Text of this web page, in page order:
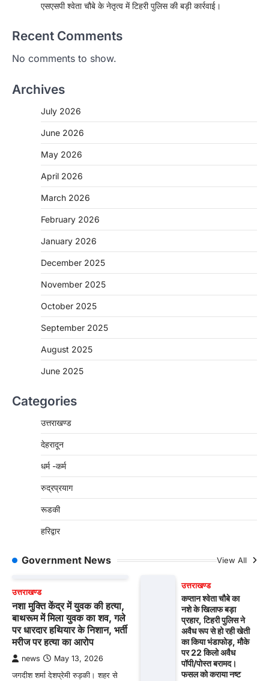
एसएसपी श्वेता चौबे के नेतृत्व में टिहरी पुलिस की बड़ी कार्रवाई।
Recent Comments
No comments to show.
Archives
July 2026
June 2026
May 2026
April 2026
March 2026
February 2026
January 2026
December 2025
November 2025
October 2025
September 2025
August 2025
June 2025
Categories
उत्तराखण्ड
देहरादून
धर्म -कर्म
रुद्रप्रयाग
रूडकी
हरिद्वार
Government News View All
उत्तराखण्ड
नशा मुक्ति केंद्र में युवक की हत्या,
बाथरूम में मिला युवक का शव, गले
पर धारदार हथियार के निशान, भर्ती
मरीज पर हत्या का आरोप
news May 13, 2026
जगदीश शर्मा देशप्रेमी रुड़की। शहर से
उत्तराखण्ड
कप्तान श्वेता चौबे का
नशे के खिलाफ बड़ा
प्रहार, टिहरी पुलिस ने
अवैध रूप से हो रही खेती
का किया भंडाफोड़, मौके
पर 22 किलो अवैध
पॉपी/पोस्त बरामद।
फसल को कराया नष्ट